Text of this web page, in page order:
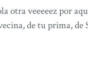
otra veeeeez por
de tu prima,